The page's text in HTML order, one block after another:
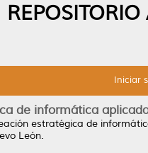
Iniciar
de informática
estratégica de
León.